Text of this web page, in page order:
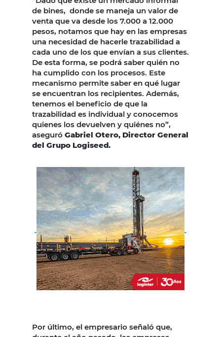
de bines, donde se maneja un valor de
venta que va desde los 7.000 a 12.000
pesos, notamos que hay en las empresas
una necesidad de hacerle trazabilidad a
cada uno de los que envían a sus clientes.
De esta forma, se podrá saber quién no
ha cumplido con los procesos. Este
mecanismo permite saber en qué lugar
se encuentran los recipientes. Además,
tenemos el beneficio de que la
trazabilidad es individual y conocemos
quienes los devuelven y quiénes no”,
aseguró Gabriel Otero, Director General
del Grupo Logiseed.
Por último, el empresario señaló que,